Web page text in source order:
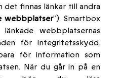
det finnas länkar till andra
webbplatser”). Smartbox
webbplatsernas
för integritetsskydd.
för information som
När du går in på en